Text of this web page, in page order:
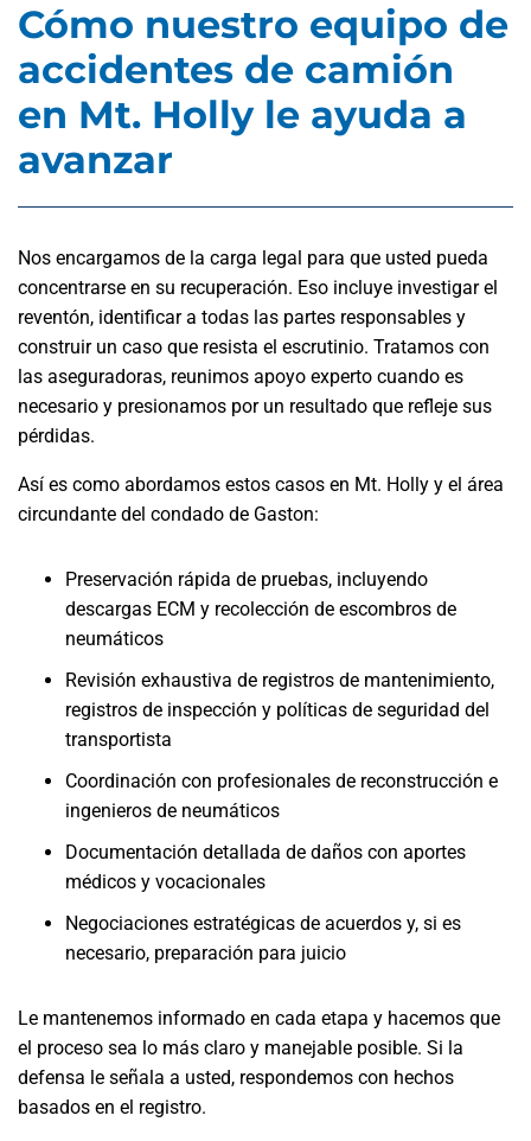
Cómo nuestro equipo de
accidentes de camión
en Mt. Holly le ayuda a
avanzar
Nos encargamos de la carga legal para que usted pueda
concentrarse en su recuperación. Eso incluye investigar el
reventón, identificar a todas las partes responsables y
construir un caso que resista el escrutinio. Tratamos con
las aseguradoras, reunimos apoyo experto cuando es
necesario y presionamos por un resultado que refleje sus
pérdidas.
Así es como abordamos estos casos en Mt. Holly y el área
circundante del condado de Gaston:
Preservación rápida de pruebas, incluyendo
descargas ECM y recolección de escombros de
neumáticos
Revisión exhaustiva de registros de mantenimiento,
registros de inspección y políticas de seguridad del
transportista
Coordinación con profesionales de reconstrucción e
ingenieros de neumáticos
Documentación detallada de daños con aportes
médicos y vocacionales
Negociaciones estratégicas de acuerdos y, si es
necesario, preparación para juicio
Le mantenemos informado en cada etapa y hacemos que
el proceso sea lo más claro y manejable posible. Si la
defensa le señala a usted, respondemos con hechos
basados en el registro.